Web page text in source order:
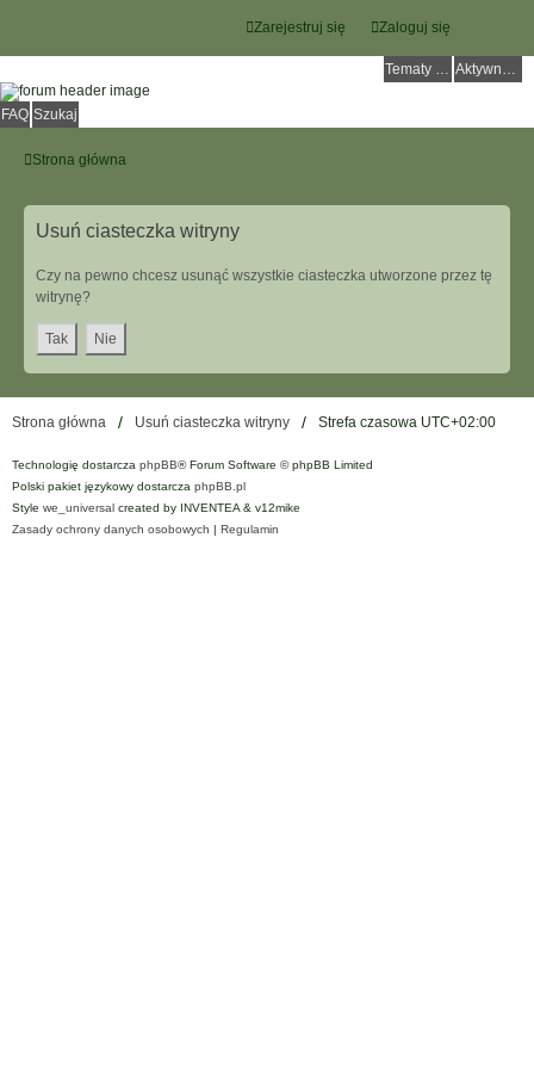
Zaloguj się
Zarejestruj się
Tematy bez odpowiedzi Aktywne tematy
FAQ Szukaj
Strona główna
Usuń ciasteczka witryny
Czy na pewno chcesz usunąć wszystkie ciasteczka utworzone przez tę
witrynę?
Strona główna Usuń ciasteczka witryny Strefa czasowa UTC+02:00
Technologię dostarcza phpBB® Forum Software © phpBB Limited
Polski pakiet językowy dostarcza phpBB.pl
Style we_universal created by INVENTEA & v12mike
Zasady ochrony danych osobowych | Regulamin